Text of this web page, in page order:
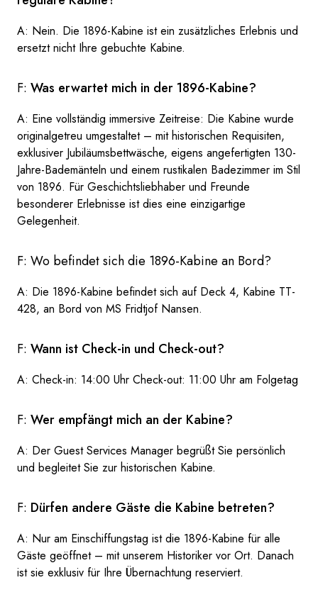
A: Nein. Die 1896-Kabine ist ein zusätzliches Erlebnis und
ersetzt nicht Ihre gebuchte Kabine.
F: Was erwartet mich in der 1896-Kabine?
A: Eine vollständig immersive Zeitreise: Die Kabine wurde
originalgetreu umgestaltet – mit historischen Requisiten,
exklusiver Jubiläumsbettwäsche, eigens angefertigten 130-
Jahre-Bademänteln und einem rustikalen Badezimmer im Stil
von 1896. Für Geschichtsliebhaber und Freunde
besonderer Erlebnisse ist dies eine einzigartige
Gelegenheit.
F: Wo befindet sich die 1896-Kabine an Bord?
A: Die 1896-Kabine befindet sich auf Deck 4, Kabine TT-
428, an Bord von MS Fridtjof Nansen.
F: Wann ist Check-in und Check-out?
A: Check-in: 14:00 Uhr Check-out: 11:00 Uhr am Folgetag
F: Wer empfängt mich an der Kabine?
A: Der Guest Services Manager begrüßt Sie persönlich
und begleitet Sie zur historischen Kabine.
F: Dürfen andere Gäste die Kabine betreten?
A: Nur am Einschiffungstag ist die 1896-Kabine für alle
Gäste geöffnet – mit unserem Historiker vor Ort. Danach
ist sie exklusiv für Ihre Übernachtung reserviert.